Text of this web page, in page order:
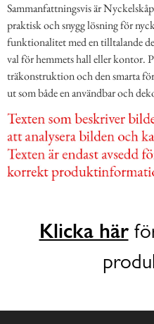
Sammanfattningsvis är
praktisk och snygg lösning för
funktionalitet med en tilltalande
val för hemmets hall eller kontor.
träkonstruktion och den smarta
ut som både en användbar och
Klicka här